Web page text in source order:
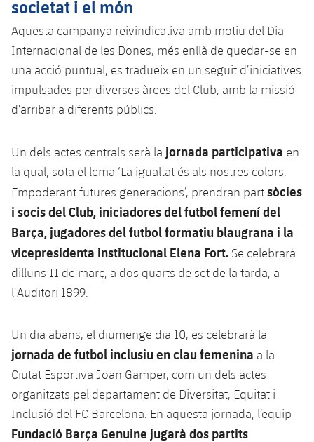
societat i el món
Aquesta campanya reivindicativa amb motiu del Dia
Internacional de les Dones, més enllà de quedar-se en
una acció puntual, es tradueix en un seguit d’iniciatives
impulsades per diverses àrees del Club, amb la missió
d’arribar a diferents públics.
Un dels actes centrals serà la jornada participativa en
la qual, sota el lema ‘La igualtat és als nostres colors.
Empoderant futures generacions’, prendran partsòcies
i socis del Club, iniciadores del futbol femení del
Barça, jugadores del futbol formatiu blaugrana i la
vicepresidenta institucional Elena Fort. Se celebrarà
dilluns 11 de març, a dos quarts de set de la tarda, a
l’Auditori 1899.
Un dia abans, el diumenge dia 10, es celebrarà la
jornada de futbol inclusiu en clau femenina a la
Ciutat Esportiva Joan Gamper, com un dels actes
organitzats pel departament de Diversitat, Equitat i
Inclusió del FC Barcelona. En aquesta jornada, l’equip
Fundació Barça Genuine jugarà dos partits